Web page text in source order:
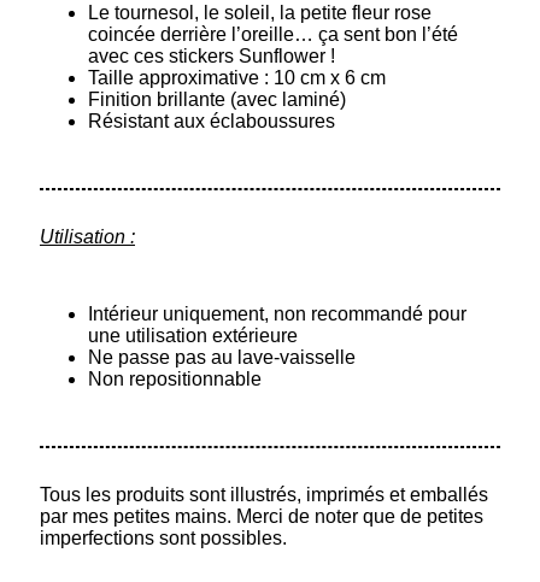
Le tournesol, le soleil, la petite fleur rose
coincée derrière l’oreille… ça sent bon l’été
avec ces stickers Sunflower !
Taille approximative : 10 cm x 6 cm
Finition brillante (avec laminé)
Résistant aux éclaboussures
Utilisation :
Intérieur uniquement, non recommandé pour
une utilisation extérieure
Ne passe pas au lave-vaisselle
Non repositionnable
Tous les produits sont illustrés, imprimés et emballés
par mes petites mains. Merci de noter que de petites
imperfections sont possibles.